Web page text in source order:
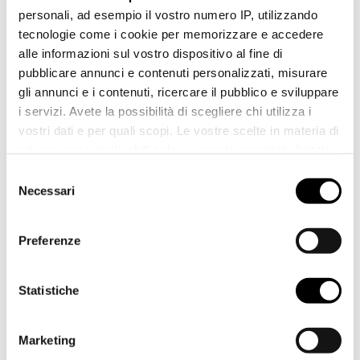
personali, ad esempio il vostro numero IP, utilizzando
tecnologie come i cookie per memorizzare e accedere
alle informazioni sul vostro dispositivo al fine di
pubblicare annunci e contenuti personalizzati, misurare
gli annunci e i contenuti, ricercare il pubblico e sviluppare
i servizi. Avete la possibilità di scegliere chi utilizza i
vostri dati e per quali scopi. Le vostre scelte in materia di
modificare o revocare il proprio consenso in qualsiasi
momento dalla Dichiarazione sui cookie o facendo clic
raccogliere informazioni sulla tua posizione
geografica, con un'approssimazione di qualche
Identificare il tuo dispositivo, scansionandolo
delNecessari
Preferenze
Statistiche
Marketing
COGNOME *
CITTÀ *